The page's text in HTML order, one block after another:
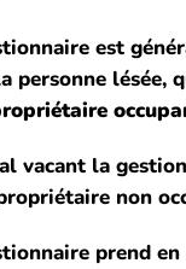
est
personne lésée,
vacant la
non
prend